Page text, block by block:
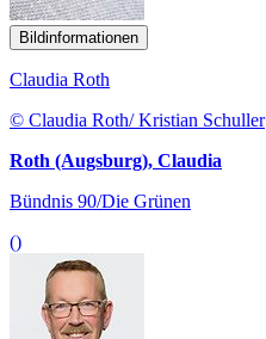
Bildinformationen
Claudia Roth
© Claudia Roth/ Kristian Schuller
Roth (Augsburg), Claudia
Bündnis 90/Die Grünen
()